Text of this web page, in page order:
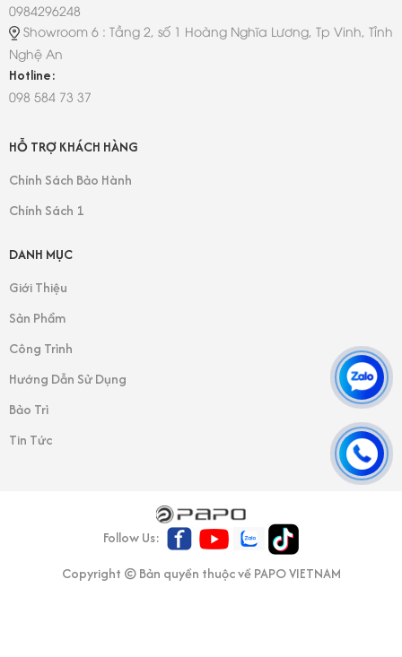
HỖ TRỢ KHÁCH HÀNG
Chính Sách Bảo Hành
Chính Sách 1
DANH MỤC
Giới Thiệu
Sản Phẩm
Công Trình
Hướng Dẫn Sử Dụng
Bảo Trì
Tin Tức
0984296248
Showroom 6 : Tầng 2, số 1 Hoàng Nghĩa Lương, Tp Vinh, Tỉnh
Nghệ An
Hotline:
098 584 73 37
Follow Us:
Copyright © Bản quyền thuộc về PAPO VIETNAM